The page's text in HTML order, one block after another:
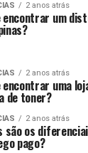
2 anos atrás
encontrar um
2 anos atrás
encontrar uma
de toner?
2 anos atrás
são os
pago?